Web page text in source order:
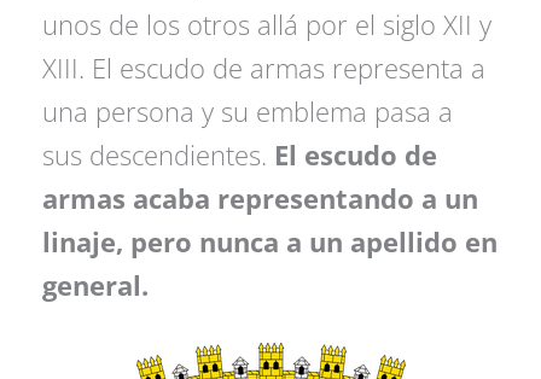
unos de los otros allá por el siglo XII y
XIII. El escudo de armas representa a
una persona y su emblema pasa a
sus descendientes. El escudo de
armas acaba representando a un
linaje, pero nunca a un apellido en
general.